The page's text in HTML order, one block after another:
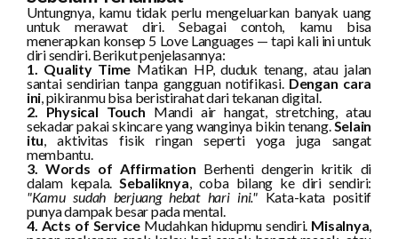
Untungnya, kamu tidak perlu mengeluarkan banyak uang
untuk merawat diri. Sebagai contoh, kamu bisa
menerapkan konsep 5 Love Languages — tapi kali ini untuk
diri sendiri. Berikut penjelasannya:
1. Quality Time Matikan HP, duduk tenang, atau jalan
santai sendirian tanpa gangguan notifikasi. Dengan cara
ini, pikiranmu bisa beristirahat dari tekanan digital.
2. Physical Touch Mandi air hangat, stretching, atau
sekadar pakai skincare yang wanginya bikin tenang.Selain
itu, aktivitas fisik ringan seperti yoga juga sangat
membantu.
3. Words of Affirmation Berhenti dengerin kritik di
dalam kepala.Sebaliknya, coba bilang ke diri sendiri:
"Kamu sudah berjuang hebat hari ini."Kata-kata positif
punya dampak besar pada mental.
4. Acts of ServiceMudahkan hidupmu sendiri. Misalnya,